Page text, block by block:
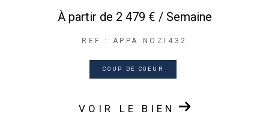
À partir de 2 479 € / Semaine
REF : APPA NOZI432
COUP DE COEUR
VOIR LE BIEN